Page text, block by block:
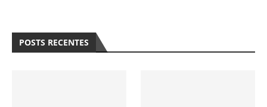
POSTS RECENTES